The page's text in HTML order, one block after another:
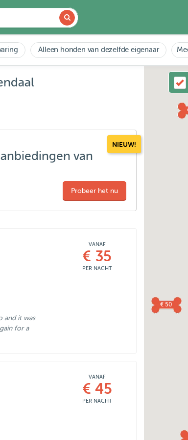
Alleen honden van dezelfde eigenaar
NIEUW!
van
Probeer het nu
and it was
for a
VANAF
€ 35
PER NACHT
VANAF
€ 45
PER NACHT
€ 50